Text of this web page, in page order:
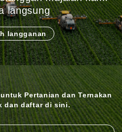
langsung
langganan
Pertanian dan Ternakan
dan daftar di sini.